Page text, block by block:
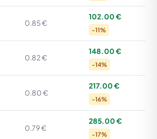
0.85 €
102.00 €
-11%
0.82 €
148.00 €
-14%
0.80 €
217.00 €
-16%
0.79 €
285.00 €
-17%